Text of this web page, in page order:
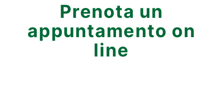
Prenota un
appuntamento on
line